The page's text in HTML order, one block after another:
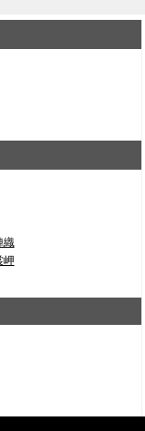
織
岬